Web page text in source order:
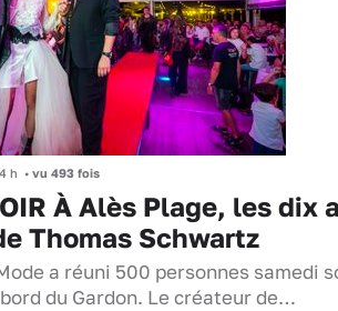
h • vu 493 fois
À Alès Plage, les dix
Thomas Schwartz
a réuni 500 personnes samedi
du Gardon. Le créateur de…